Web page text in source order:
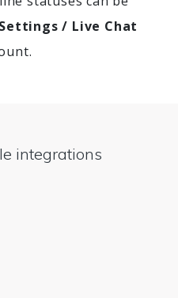
/ Live Chat
integrations